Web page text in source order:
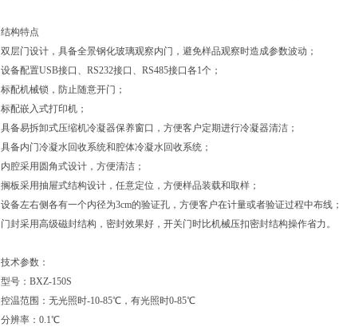
结构特点
双层门设计，具备全景钢化玻璃观察内门，避免样品观察时造成参数波动；
设备配置USB接口、RS232接口、RS485接口各1个；
标配机械锁，防止随意开门；
标配嵌入式打印机；
具备易拆卸式压缩机冷凝器保养窗口，方便客户定期进行冷凝器清洁；
具备内门冷凝水回收系统和腔体冷凝水回收系统；
内腔采用圆角式设计，方便清洁；
搁板采用抽屉式结构设计，任意定位，方便样品装载和取样；
设备左右侧各有一个内径为3cm的验证孔，方便客户在计量或者验证过程中布线；
门封采用高级磁封结构，密封效果好，开关门时比机械压扣密封结构操作省力。
技术参数：
型号：BXZ-150S
控温范围：无光照时-10-85℃，有光照时0-85℃
分辨率：0.1℃